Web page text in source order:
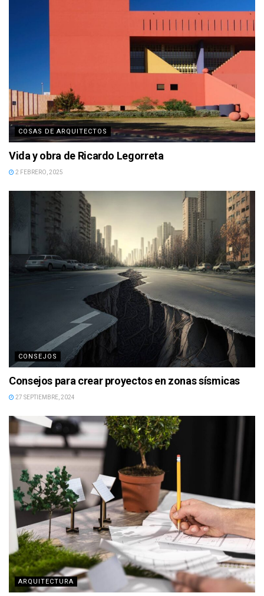
COSAS DE ARQUITECTOS
Vida y obra de Ricardo Legorreta
2 FEBRERO, 2025
CONSEJOS
Consejos para crear proyectos en zonas sísmicas
27 SEPTIEMBRE, 2024
ARQUITECTURA